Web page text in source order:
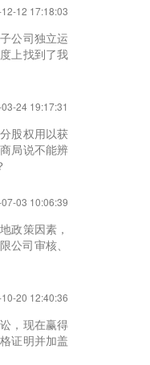
12 17:18:03
公司独立运
上找到了我
24 19:17:31
股权用以获
局说不能辨
03 10:06:39
政策因素，
司审核、
20 12:40:36
，现在赢得
证明并加盖